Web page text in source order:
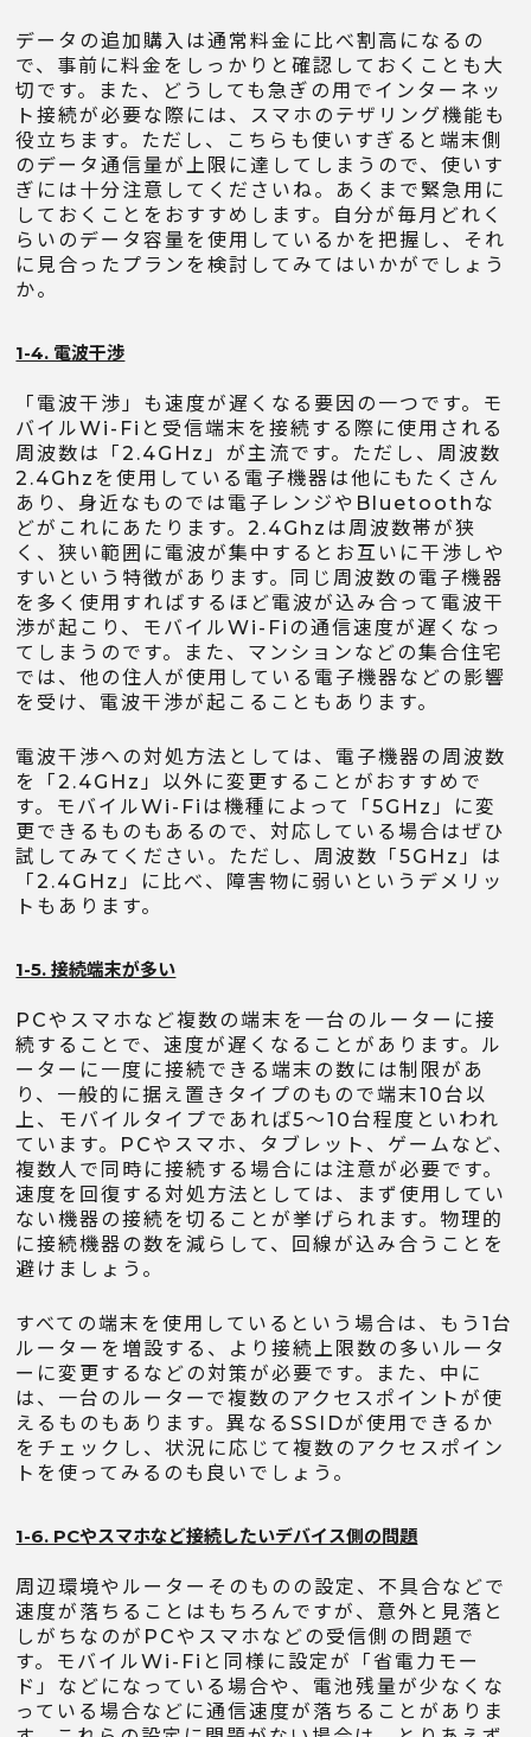
データの追加購入は通常料金に比べ割高になるの
で、事前に料金をしっかりと確認しておくことも大
切です。また、どうしても急ぎの用でインターネッ
ト接続が必要な際には、スマホのテザリング機能も
役立ちます。ただし、こちらも使いすぎると端末側
のデータ通信量が上限に達してしまうので、使いす
ぎには十分注意してくださいね。あくまで緊急用に
しておくことをおすすめします。自分が毎月どれく
らいのデータ容量を使用しているかを把握し、それ
に見合ったプランを検討してみてはいかがでしょう
か。
1-4. 電波干渉
「電波干渉」も速度が遅くなる要因の一つです。モ
バイルWi-Fiと受信端末を接続する際に使用される
周波数は「2.4GHz」が主流です。ただし、周波数
2.4Ghzを使用している電子機器は他にもたくさん
あり、身近なものでは電子レンジやBluetoothな
どがこれにあたります。2.4Ghzは周波数帯が狭
く、狭い範囲に電波が集中するとお互いに干渉しや
すいという特徴があります。同じ周波数の電子機器
を多く使用すればするほど電波が込み合って電波干
渉が起こり、モバイルWi-Fiの通信速度が遅くなっ
てしまうのです。また、マンションなどの集合住宅
では、他の住人が使用している電子機器などの影響
を受け、電波干渉が起こることもあります。
電波干渉への対処方法としては、電子機器の周波数
を「2.4GHz」以外に変更することがおすすめで
す。モバイルWi-Fiは機種によって「5GHz」に変
更できるものもあるので、対応している場合はぜひ
試してみてください。ただし、周波数「5GHz」は
「2.4GHz」に比べ、障害物に弱いというデメリッ
トもあります。
1-5. 接続端末が多い
PCやスマホなど複数の端末を一台のルーターに接
続することで、速度が遅くなることがあります。ル
ーターに一度に接続できる端末の数には制限があ
り、一般的に据え置きタイプのもので端末10台以
上、モバイルタイプであれば5〜10台程度といわれ
ています。PCやスマホ、タブレット、ゲームなど、
複数人で同時に接続する場合には注意が必要です。
速度を回復する対処方法としては、まず使用してい
ない機器の接続を切ることが挙げられます。物理的
に接続機器の数を減らして、回線が込み合うことを
避けましょう。
すべての端末を使用しているという場合は、もう1台
ルーターを増設する、より接続上限数の多いルータ
ーに変更するなどの対策が必要です。また、中に
は、一台のルーターで複数のアクセスポイントが使
えるものもあります。異なるSSIDが使用できるか
をチェックし、状況に応じて複数のアクセスポイン
トを使ってみるのも良いでしょう。
1-6. PCやスマホなど接続したいデバイス側の問題
周辺環境やルーターそのものの設定、不具合などで
速度が落ちることはもちろんですが、意外と見落と
しがちなのがPCやスマホなどの受信側の問題で
す。モバイルWi-Fiと同様に設定が「省電力モー
ド」などになっている場合や、電池残量が少なくな
っている場合などに通信速度が落ちることがありま